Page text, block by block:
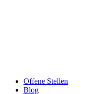
Offene Stellen
Blog